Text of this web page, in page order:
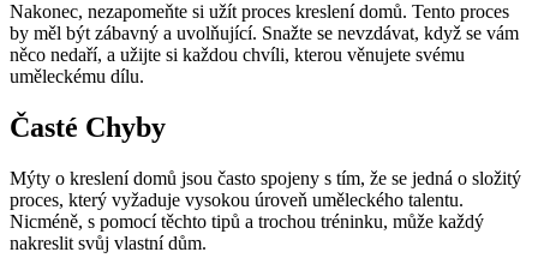
Nakonec, nezapomeňte si užít proces kreslení domů. Tento proces
by měl být zábavný a uvolňující. Snažte se nevzdávat, když se vám
něco nedaří, a užijte si každou chvíli, kterou věnujete svému
uměleckému dílu.
Časté Chyby
Mýty o kreslení domů jsou často spojeny s tím, že se jedná o složitý
proces, který vyžaduje vysokou úroveň uměleckého talentu.
Nicméně, s pomocí těchto tipů a trochou tréninku, může každý
nakreslit svůj vlastní dům.